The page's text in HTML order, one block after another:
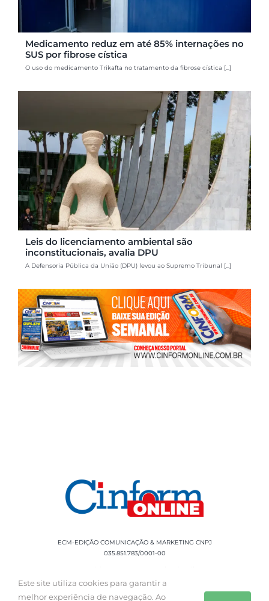
Medicamento reduz em até 85% internações no
SUS por fibrose cística
O uso do medicamento Trikafta no tratamento da fibrose cística [...]
Leis do licenciamento ambiental são
inconstitucionais, avalia DPU
A Defensoria Pública da União (DPU) levou ao Supremo Tribunal [...]
ECM-EDIÇÃO COMUNICAÇÃO & MARKETING CNPJ
035.851.783/0001-00
Rua Sílvio Cesar Leite, 90 Salgado Filho -
Aracaju, SE, CEP: 49020-060 Fone: +55 79
Este site utiliza cookies para garantir a
melhor experiência de navegação. Ao